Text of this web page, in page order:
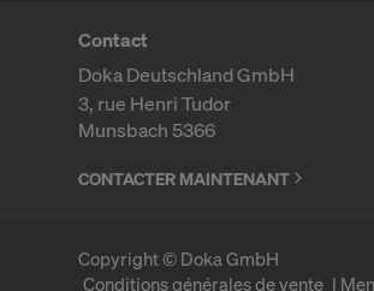
Contact
Doka Deutschland GmbH
3, rue Henri Tudor
Munsbach 5366
CONTACTER MAINTENANT
Copyright © Doka GmbH
Conditions générales de vente
particulier
Nous
Google